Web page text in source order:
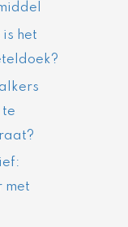
het
te
met